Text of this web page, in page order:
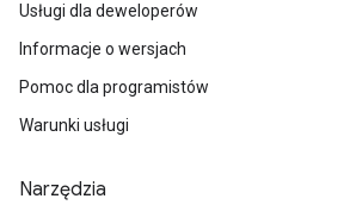
Usługi dla deweloperów
Informacje o wersjach
Pomoc dla programistów
Warunki usługi
Narzędzia